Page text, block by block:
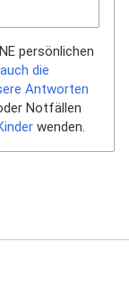
persönlichen
die
Antworten
Notfällen
wenden.